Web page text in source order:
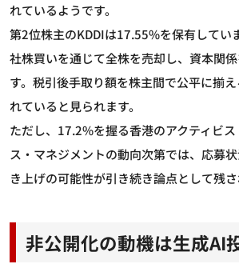
れているようです。
第2位株主のKDDIは17.55%を保有してい
社株買いを通じて全株を売却し、資本関
す。税引後手取り額を株主間で公平に揃
れていると見られます。
ただし、17.2%を握る香港のアクティビ
ス・マネジメントの動向次第では、応募
き上げの可能性が引き続き論点として残さ
非公開化の動機は生成AI